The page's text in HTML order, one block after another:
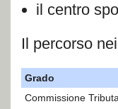
il centro
Il percorso
Grado
Commissione